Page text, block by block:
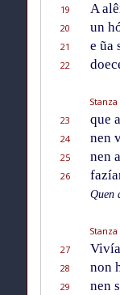
19 A
20
un
21
e ũa
22
Stanza
23 que
24
nen
25
nen
26
Quen
Stanza
27
28
non
29
nen